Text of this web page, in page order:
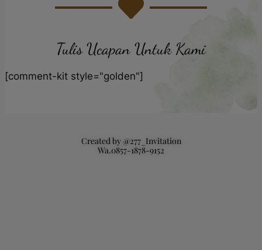
Tulis Ucapan Untuk Kami
[comment-kit style="golden"]
Created by @277_Invitation
Wa.0857-1878-9152